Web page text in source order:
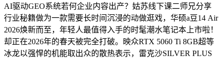
AI驱动GEO系统若何企业内容出产？姑苏线下课二师兄分享
行业秘籍做为一款需要长时间沉浸的动做逛戏，华硕a豆14 Air
2026焕新而至，年轻人最值得入手的时髦潮水笔记本上市啦！
却正在2026年的春天被完全打破。映众RTX 5060 Ti 8GB超等
冰龙以强悍的机能取出众的散热表示，雷克沙SILVER PLUS